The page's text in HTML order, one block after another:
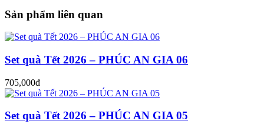
Sản phẩm liên quan
Set quà Tết 2026 – PHÚC AN GIA 06
705,000đ
Set quà Tết 2026 – PHÚC AN GIA 05